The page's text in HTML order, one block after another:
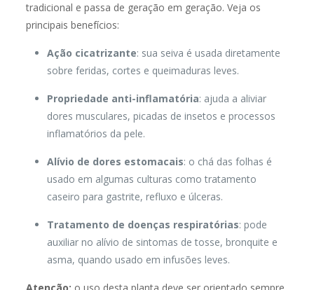
tradicional e passa de geração em geração. Veja os
principais benefícios:
Ação cicatrizante: sua seiva é usada diretamente
sobre feridas, cortes e queimaduras leves.
Propriedade anti-inflamatória: ajuda a aliviar
dores musculares, picadas de insetos e processos
inflamatórios da pele.
Alívio de dores estomacais: o chá das folhas é
usado em algumas culturas como tratamento
caseiro para gastrite, refluxo e úlceras.
Tratamento de doenças respiratórias: pode
auxiliar no alívio de sintomas de tosse, bronquite e
asma, quando usado em infusões leves.